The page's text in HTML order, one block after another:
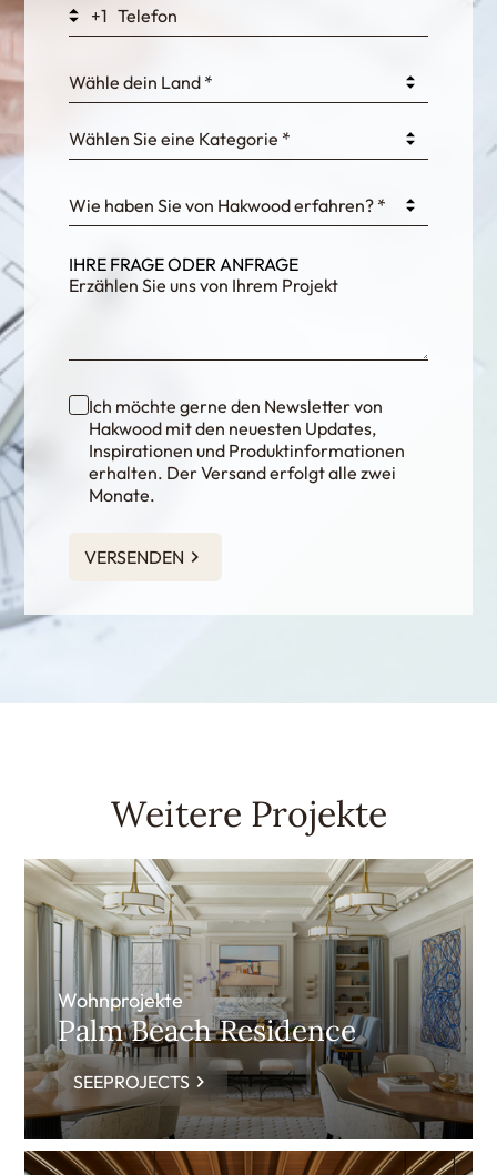
fKG333tDPmDdJm8
+1
Wähle dein Land *
Wählen Sie eine Kategorie *
Wie haben Sie von Hakwood erfahren? *
IHRE FRAGE ODER ANFRAGE
Ich möchte gerne den Newsletter von
Hakwood mit den neuesten Updates,
Inspirationen und Produktinformationen
erhalten. Der Versand erfolgt alle zwei
Monate.
VERSENDEN
Weitere Projekte
Wohnprojekte
Palm Beach Residence
SEEPROJECTS